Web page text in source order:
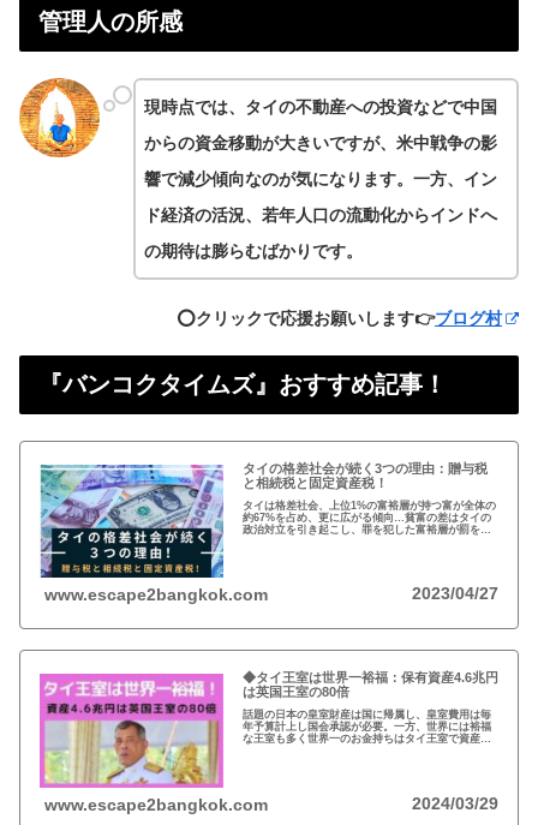
管理人の所感
現時点では、タイの不動産への投資などで中国
からの資金移動が大きいですが、米中戦争の影
響で減少傾向なのが気になります。一方、イン
ド経済の活況、若年人口の流動化からインドへ
の期待は膨らむばかりです。
⭕️クリックで応援お願いします👉ブログ村
『バンコクタイムズ』おすすめ記事！
タイの格差社会が続く3つの理由：贈与税
と相続税と固定資産税！
タイは格差社会、上位1%の富裕層が持つ富が全体の
約67%を占め、更に広がる傾向…貧富の差はタイの
政治対立を引き起こし、罪を犯した富裕層が罰を免
www.escape2bangkok.com 2023/04/27
◆タイ王室は世界一裕福：保有資産4.6兆円
は英国王室の80倍
話題の日本の皇室財産は国に帰属し、皇室費用は毎
年予算計上し国会承認が必要。一方、世界には裕福
な王室も多く世界一のお金持ちはタイ王室で資産は
www.escape2bangkok.com 2024/03/29